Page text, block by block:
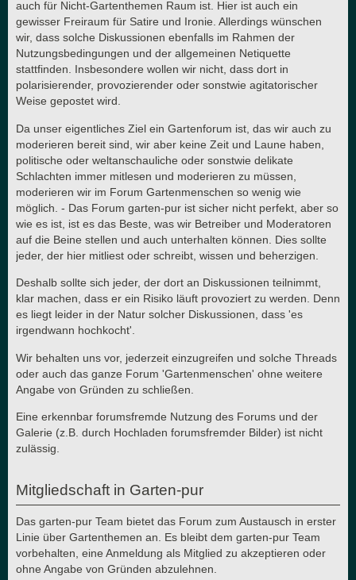
auch für Nicht-Gartenthemen Raum ist. Hier ist auch ein
gewisser Freiraum für Satire und Ironie. Allerdings wünschen
wir, dass solche Diskussionen ebenfalls im Rahmen der
Nutzungsbedingungen und der allgemeinen Netiquette
stattfinden. Insbesondere wollen wir nicht, dass dort in
polarisierender, provozierender oder sonstwie agitatorischer
Weise gepostet wird.
Da unser eigentliches Ziel ein Gartenforum ist, das wir auch zu
moderieren bereit sind, wir aber keine Zeit und Laune haben,
politische oder weltanschauliche oder sonstwie delikate
Schlachten immer mitlesen und moderieren zu müssen,
moderieren wir im Forum Gartenmenschen so wenig wie
möglich. - Das Forum garten-pur ist sicher nicht perfekt, aber so
wie es ist, ist es das Beste, was wir Betreiber und Moderatoren
auf die Beine stellen und auch unterhalten können. Dies sollte
jeder, der hier mitliest oder schreibt, wissen und beherzigen.
Deshalb sollte sich jeder, der dort an Diskussionen teilnimmt,
klar machen, dass er ein Risiko läuft provoziert zu werden. Denn
es liegt leider in der Natur solcher Diskussionen, dass 'es
irgendwann hochkocht'.
Wir behalten uns vor, jederzeit einzugreifen und solche Threads
oder auch das ganze Forum 'Gartenmenschen' ohne weitere
Angabe von Gründen zu schließen.
Eine erkennbar forumsfremde Nutzung des Forums und der
Galerie (z.B. durch Hochladen forumsfremder Bilder) ist nicht
zulässig.
Mitgliedschaft in Garten-pur
Das garten-pur Team bietet das Forum zum Austausch in erster
Linie über Gartenthemen an. Es bleibt dem garten-pur Team
vorbehalten, eine Anmeldung als Mitglied zu akzeptieren oder
ohne Angabe von Gründen abzulehnen.